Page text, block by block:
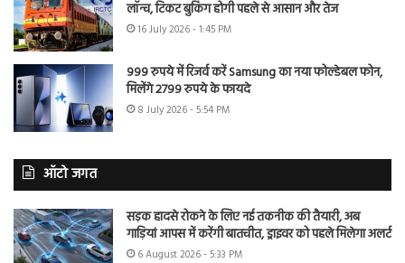
लॉन्च, टिकट बुकिंग होगी पहले से आसान और तेज
16 July 2026 - 1:45 PM
999 रुपये में रिजर्व करें Samsung का नया फोल्डेबल फोन,
मिलेंगे 2799 रुपये के फायदे
8 July 2026 - 5:54 PM
ऑटो जगत
सड़क हादसे रोकने के लिए नई तकनीक की तैयारी, अब
गाड़ियां आपस में करेंगी बातचीत, ड्राइवर को पहले मिलेगा अलर्ट
6 August 2026 - 5:33 PM